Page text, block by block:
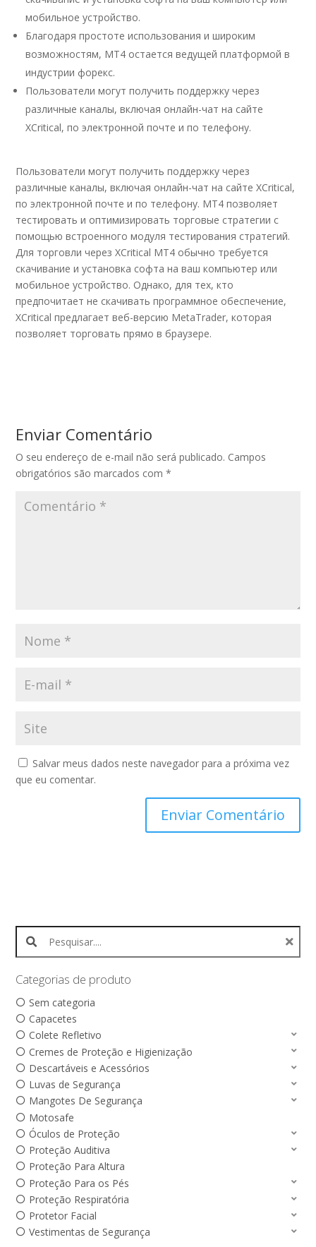
мобильное устройство.
Благодаря простоте использования и широким
возможностям, MT4 остается ведущей платформой в
индустрии форекс.
Пользователи могут получить поддержку через
различные каналы, включая онлайн-чат на сайте
XCritical, по электронной почте и по телефону.
Пользователи могут получить поддержку через
различные каналы, включая онлайн-чат на сайте XCritical,
по электронной почте и по телефону. MT4 позволяет
тестировать и оптимизировать торговые стратегии с
помощью встроенного модуля тестирования стратегий.
Для торговли через XCritical MT4 обычно требуется
скачивание и установка софта на ваш компьютер или
мобильное устройство. Однако, для тех, кто
предпочитает не скачивать программное обеспечение,
XCritical предлагает веб-версию MetaTrader, которая
позволяет торговать прямо в браузере.
Enviar Comentário
O seu endereço de e-mail não será publicado. Campos
obrigatórios são marcados com*
Salvar meus dados neste navegador para a próxima vez
que eu comentar.
Search products:
Categorias de produto
Sem categoria
Capacetes
Colete Refletivo
Cremes de Proteção e Higienização
Descartáveis e Acessórios
Luvas de Segurança
Mangotes De Segurança
Motosafe
Óculos de Proteção
Proteção Auditiva
Proteção Para Altura
Proteção Para os Pés
Proteção Respiratória
Protetor Facial
Vestimentas de Segurança